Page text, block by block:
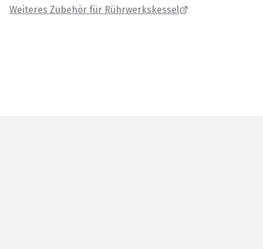
Weiteres Zubehör für Rührwerkskessel